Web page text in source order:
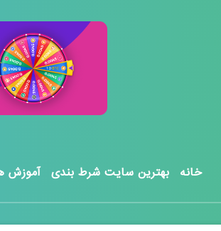
خانه بهترین سایت شرط بندی آموزش